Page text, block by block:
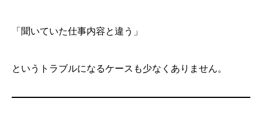
「聞いていた仕事内容と違う」
というトラブルになるケースも少なくありません。